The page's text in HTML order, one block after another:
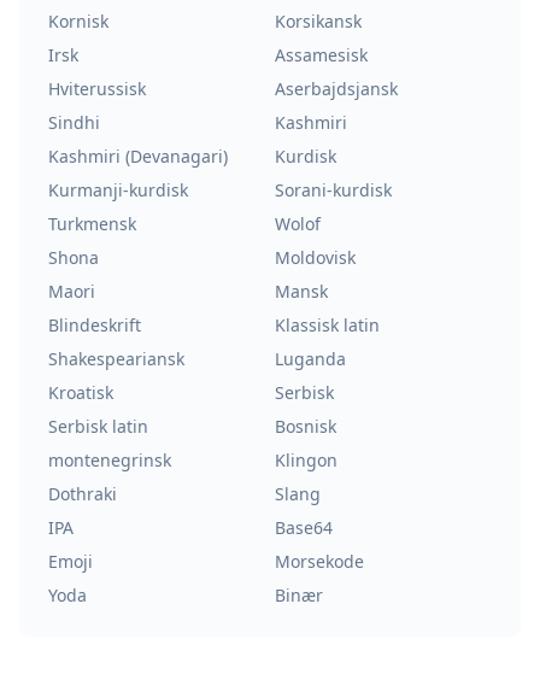
Kornisk
Korsikansk
Irsk
Assamesisk
Hviterussisk
Aserbajdsjansk
Sindhi
Kashmiri
Kashmiri (Devanagari)
Kurdisk
Kurmanji-kurdisk
Sorani-kurdisk
Turkmensk
Wolof
Shona
Moldovisk
Maori
Mansk
Blindeskrift
Klassisk latin
Shakespeariansk
Luganda
Kroatisk
Serbisk
Serbisk latin
Bosnisk
montenegrinsk
Klingon
Dothraki
Slang
IPA
Base64
Emoji
Morsekode
Yoda
Binær